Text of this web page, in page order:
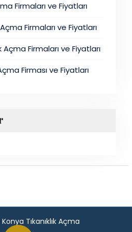
Firmaları ve Fiyatları
Açma Firmaları ve Fiyatları
Açma Firmaları ve Fiyatları
Firması ve Fiyatları
Tıkanıklık Açma